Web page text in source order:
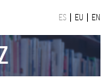
ES EU EN